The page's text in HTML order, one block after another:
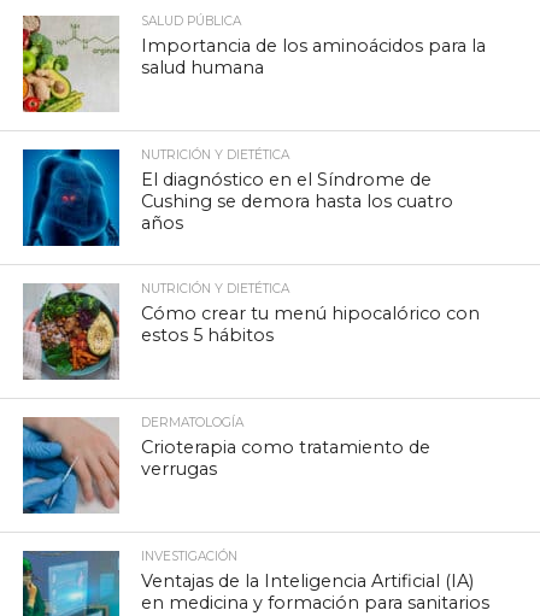
SALUD PÚBLICA
Importancia de los aminoácidos para la
salud humana
NUTRICIÓN Y DIETÉTICA
El diagnóstico en el Síndrome de
Cushing se demora hasta los cuatro
años
NUTRICIÓN Y DIETÉTICA
Cómo crear tu menú hipocalórico con
estos 5 hábitos
DERMATOLOGÍA
Crioterapia como tratamiento de
verrugas
INVESTIGACIÓN
Ventajas de la Inteligencia Artificial (IA)
en medicina y formación para sanitarios